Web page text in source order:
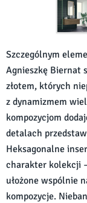
Szczególnym
Agnieszkę Biernat
złotem, których
z dynamizmem
kompozycjom
detalach
Heksagonalne
charakter kolekcji
ułożone wspólnie
kompozycje.